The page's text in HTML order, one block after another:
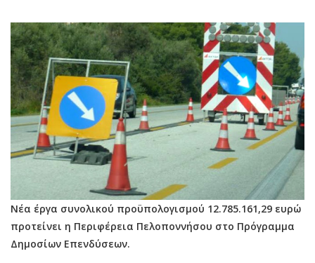
Νέα έργα συνολικού προϋπολογισμού 12.785.161,29 ευρώ
προτείνει η Περιφέρεια Πελοποννήσου στο Πρόγραμμα
Δημοσίων Επενδύσεων.